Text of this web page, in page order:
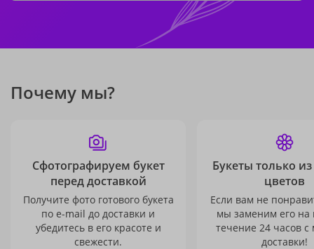
Почему мы?
Сфотографируем букет
перед доставкой
Получите фото готового букета
по e-mail до доставки и
убедитесь в его красоте и
свежести.
Букеты только
цветов
Если вам не
мы заменим его на
течение 24 часов с
доставки!